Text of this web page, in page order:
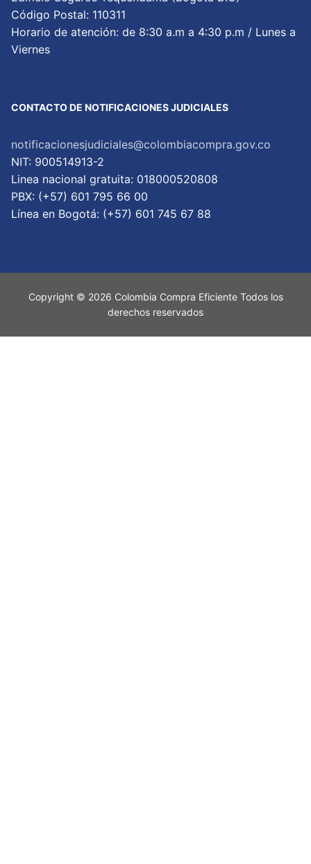
Código Postal: 110311
Horario de atención: de 8:30 a.m a 4:30 p.m / Lunes a
Viernes
CONTACTO DE NOTIFICACIONES JUDICIALES
notificacionesjudiciales@colombiacompra.gov.co
NIT: 900514913-2
Linea nacional gratuita: 018000520808
PBX: (+57) 601 795 66 00
Lí­nea en Bogotá: (+57) 601 745 67 88
Copyright © 2026 Colombia Compra Eficiente Todos los
derechos reservados